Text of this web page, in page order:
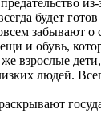
будет
и обувь,
взрослые
людей.